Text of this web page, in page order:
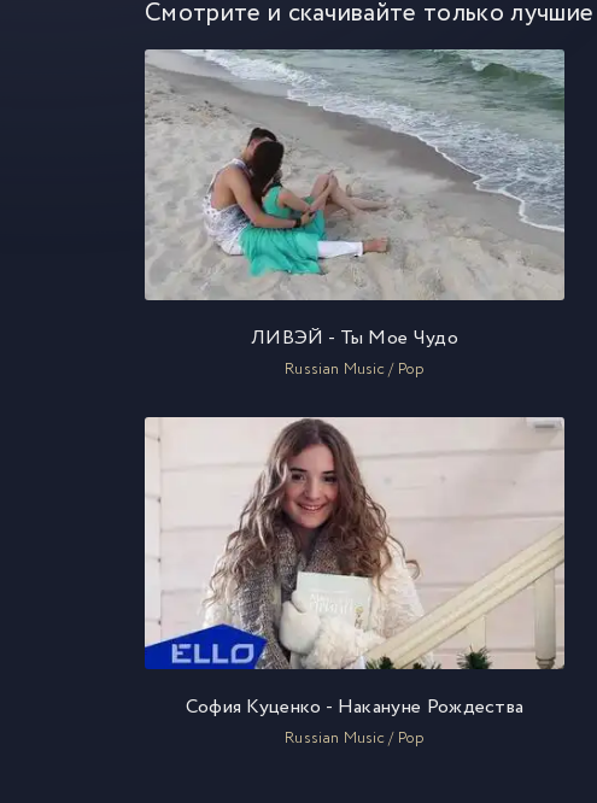
Смотрите и скачивайте только
ЛИВЭЙ - Ты Мое Чудо
Russian Music / Pop
София Куценко - Накануне Рождества
Russian Music / Pop